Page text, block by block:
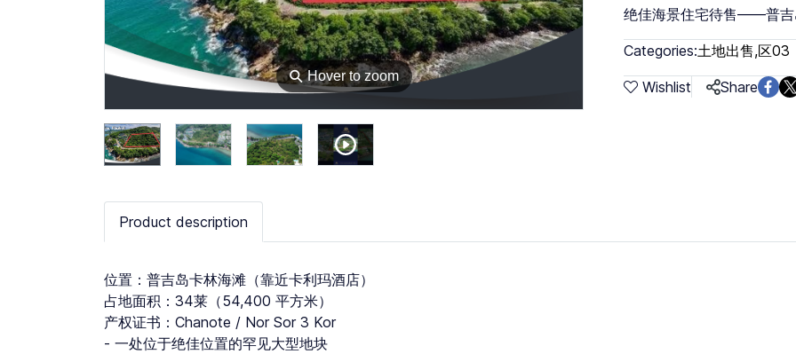
⚲Hover to zoom
绝佳海景住宅待售——普吉
Categories:土地出售,区03
Wishlist Share
Product description
位置：普吉岛卡林海滩（靠近卡利玛酒店）
占地面积：34莱（54,400 平方米）
产权证书：Chanote / Nor Sor 3 Kor
- 一处位于绝佳位置的罕见大型地块